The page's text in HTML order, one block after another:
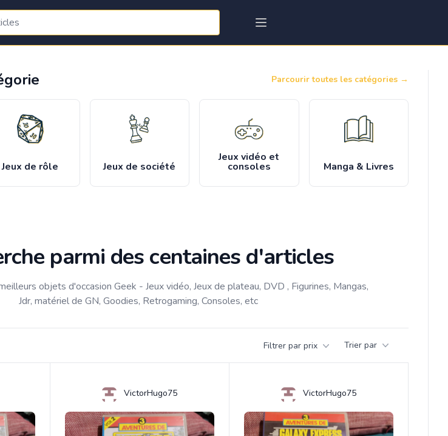
Parcourir toutes les catégories →
Jeux de rôle Jeux de société
Jeux vidéo et
consoles Manga & Livres
parmi des centaines d'articles
objets d'occasion Geek - Jeux vidéo, Jeux de plateau, DVD , Figurines, Mangas,
Jdr, matériel de GN, Goodies, Retrogaming, Consoles, etc
Filtrer par prix Trier par
VictorHugo75 VictorHugo75